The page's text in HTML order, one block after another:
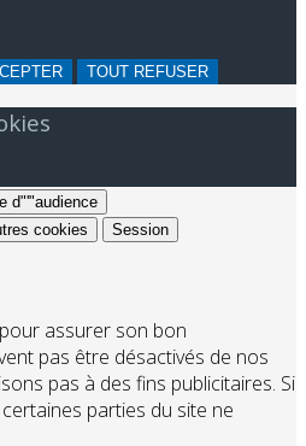
TOUT REFUSER
d"'"audience
cookies Session
assurer son bon
pas être désactivés de nos
pas à des fins publicitaires. Si
parties du site ne